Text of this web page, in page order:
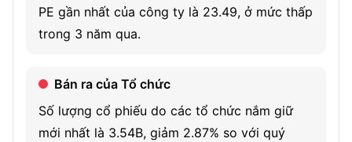
engaged in scaling its own studio operations to produce
original content.
PE gần nhất của công ty là 23.49, ở mức thấp
trong 3 năm qua.
Bán ra của Tổ chức
Số lượng cổ phiếu do các tổ chức nắm giữ
mới nhất là 3.54B, giảm 2.87% so với quý